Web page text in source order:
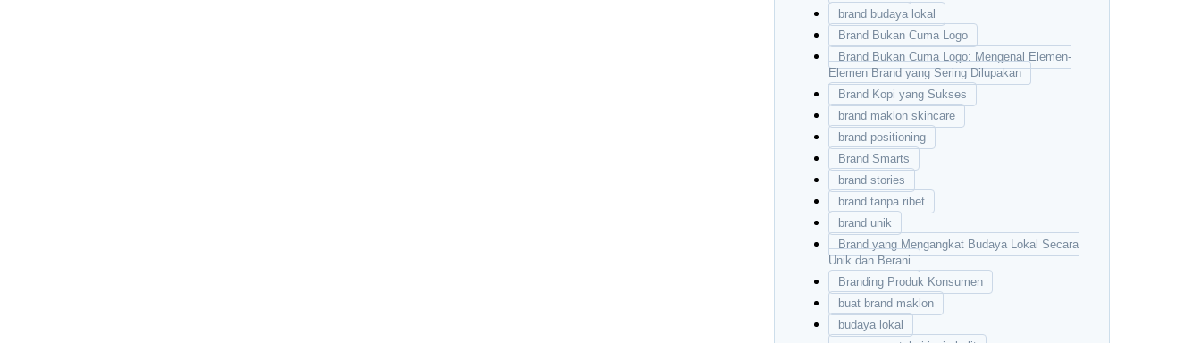
brand budaya lokal
Brand Bukan Cuma Logo
Brand Bukan Cuma Logo: Mengenal Elemen-
Elemen Brand yang Sering Dilupakan
Brand Kopi yang Sukses
brand maklon skincare
brand positioning
Brand Smarts
brand stories
brand tanpa ribet
brand unik
Brand yang Mengangkat Budaya Lokal Secara
Unik dan Berani
Branding Produk Konsumen
buat brand maklon
budaya lokal